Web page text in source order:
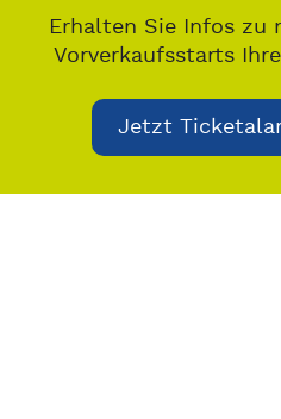
Erhalten Sie Infos zu
Vorverkaufsstarts
Jetzt